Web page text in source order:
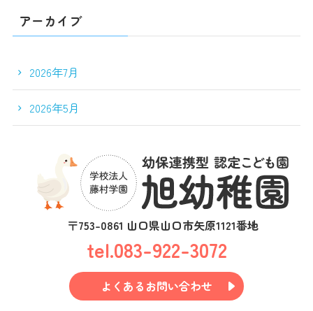
アーカイブ
2026年7月
2026年5月
〒753-0861 山口県山口市矢原1121番地
tel.083-922-3072
よくあるお問い合わせ